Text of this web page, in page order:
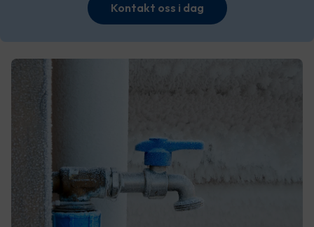
Kontakt oss i dag